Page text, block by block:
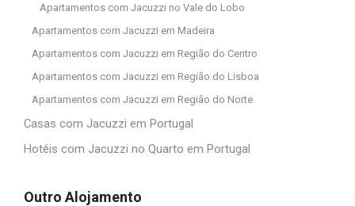
Apartamentos com Jacuzzi no Vale do Lobo
Apartamentos com Jacuzzi em Madeira
Apartamentos com Jacuzzi em Região do Centro
Apartamentos com Jacuzzi em Região do Lisboa
Apartamentos com Jacuzzi em Região do Norte
Casas com Jacuzzi em Portugal
Hotéis com Jacuzzi no Quarto em Portugal
Outro Alojamento